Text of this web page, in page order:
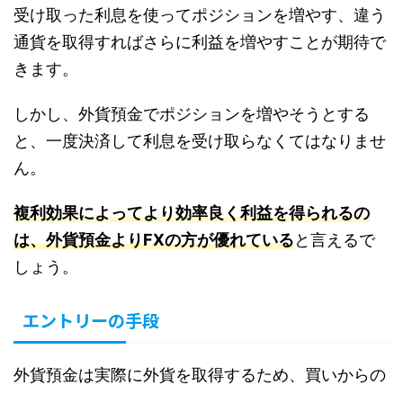
受け取った利息を使ってポジションを増やす、違う
通貨を取得すればさらに利益を増やすことが期待で
きます。
しかし、外貨預金でポジションを増やそうとする
と、一度決済して利息を受け取らなくてはなりませ
ん。
複利効果によってより効率良く利益を得られるの
は、外貨預金よりFXの方が優れていると言えるで
しょう。
エントリーの手段
外貨預金は実際に外貨を取得するため、買いからの